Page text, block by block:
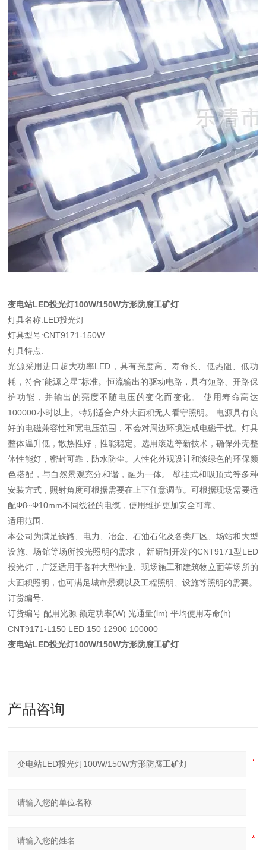
变电站LED投光灯100W/150W方形防腐工矿灯
灯具名称:LED投光灯
灯具型号:CNT9171-150W
灯具特点:
光源采用进口超大功率LED，具有亮度高、寿命长、低热阻、低功
耗，符合“能源之星"标准。恒流输出的驱动电路，具有短路、开路保
护功能，并输出的亮度不随电压的变化而变化。 使用寿命高达
100000小时以上。特别适合户外大面积无人看守照明。 电源具有良
好的电磁兼容性和宽电压范围，不会对周边环境造成电磁干扰。灯具
整体温升低，散热性好，性能稳定。选用滚边等新技术，确保外壳整
体性能好，密封可靠，防水防尘。人性化外观设计和淡绿色的环保颜
色搭配，与自然景观充分和谐，融为一体。 壁挂式和吸顶式等多种
安装方式，照射角度可根据需要在上下任意调节。可根据现场需要适
配Φ8~Φ10mm不同线径的电缆，使用维护更加安全可靠。
适用范围:
本公司为满足铁路、电力、冶金、石油石化及各类厂区、场站和大型
设施、场馆等场所投光照明的需求， 新研制开发的CNT9171型LED
投光灯，广泛适用于各种大型作业、现场施工和建筑物立面等场所的
大面积照明，也可满足城市景观以及工程照明、设施等照明的需要。
订货编号:
订货编号 配用光源 额定功率(W) 光通量(lm) 平均使用寿命(h)
CNT9171-L150 LED 150 12900 100000
变电站LED投光灯100W/150W方形防腐工矿灯
产品咨询